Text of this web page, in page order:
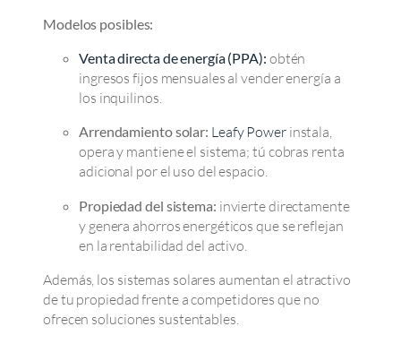
Modelos posibles:
Venta directa de energía (PPA): obtén
ingresos fijos mensuales al vender energía a
los inquilinos.
Arrendamiento solar: Leafy Powerinstala,
opera y mantiene el sistema; tú cobras renta
adicional por el uso del espacio.
Propiedad del sistema: invierte directamente
y genera ahorros energéticos que se reflejan
en la rentabilidad del activo.
Además, los sistemas solares aumentan el atractivo
de tu propiedad frente a competidores que no
ofrecen soluciones sustentables.